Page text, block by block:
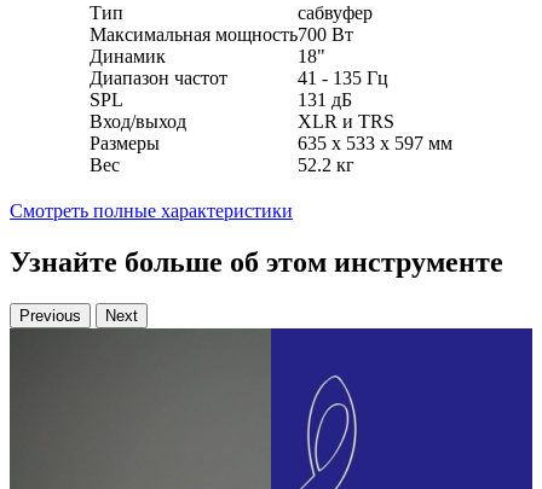
Тип
сабвуфер
Максимальная мощность700 Вт
Динамик
18"
Диапазон частот
41 - 135 Гц
SPL
131 дБ
Вход/выход
XLR и TRS
Размеры
635 х 533 х 597 мм
Вес
52.2 кг
Смотреть полные характеристики
Узнайте больше об этом инструменте
Previous Next